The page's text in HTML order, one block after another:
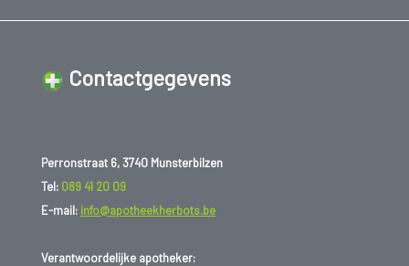
Contactgegevens
Perronstraat 6, 3740 Munsterbilzen
Tel: 089 41 20 09
E-mail: info@apotheekherbots.be
Verantwoordelijke apotheker: